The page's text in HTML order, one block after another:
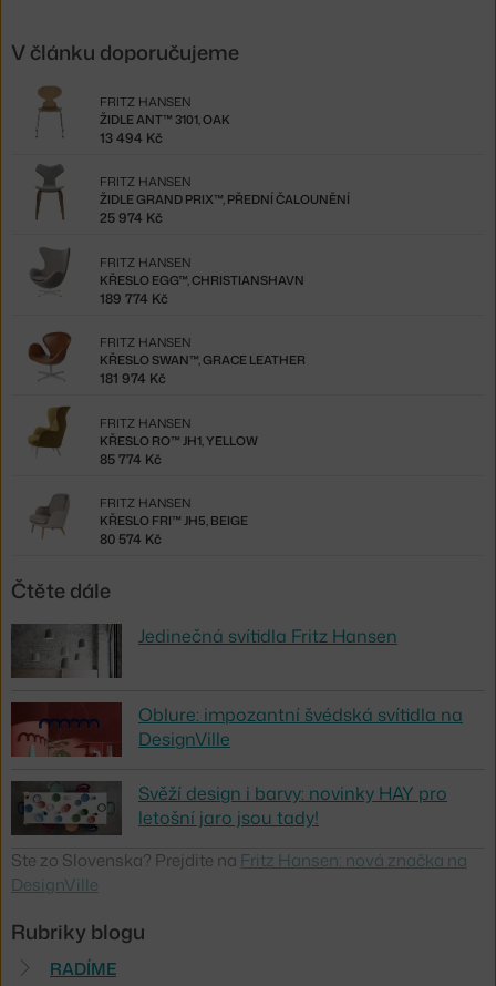
V článku doporučujeme
ŽIDLE ANT™ 3101, OAK
FRITZ HANSEN
13 494 Kč
ŽIDLE GRAND PRIX™, PŘEDNÍ ČALOUNĚNÍ
FRITZ HANSEN
25 974 Kč
KŘESLO EGG™, CHRISTIANSHAVN
FRITZ HANSEN
189 774 Kč
KŘESLO SWAN™, GRACE LEATHER
FRITZ HANSEN
181 974 Kč
KŘESLO RO™ JH1, YELLOW
FRITZ HANSEN
85 774 Kč
KŘESLO FRI™ JH5, BEIGE
FRITZ HANSEN
80 574 Kč
Čtěte dále
Jedinečná svítidla Fritz Hansen
Oblure: impozantní švédská svítidla na
DesignVille
Svěží design i barvy: novinky HAY pro
letošní jaro jsou tady!
Ste zo Slovenska? Prejdite na Fritz Hansen: nová značka na
DesignVille
Rubriky blogu
RADÍME